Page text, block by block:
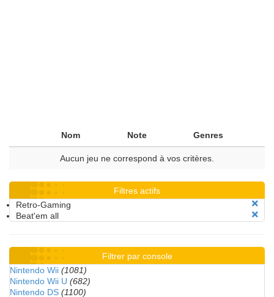
Nom Note Genres
Aucun jeu ne correspond à vos critères.
Filtres actifs
Retro-Gaming
Beat'em all
Filtrer par console
Nintendo Wii (1081)
Nintendo Wii U (682)
Nintendo DS (1100)